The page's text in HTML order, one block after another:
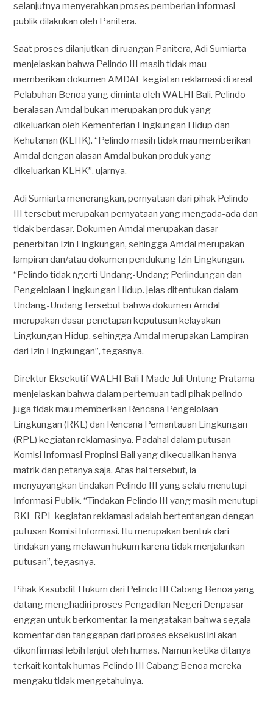
selanjutnya menyerahkan proses pemberian informasi
publik dilakukan oleh Panitera.
Saat proses dilanjutkan di ruangan Panitera, Adi Sumiarta
menjelaskan bahwa Pelindo III masih tidak mau
memberikan dokumen AMDAL kegiatan reklamasi di areal
Pelabuhan Benoa yang diminta oleh WALHI Bali. Pelindo
beralasan Amdal bukan merupakan produk yang
dikeluarkan oleh Kementerian Lingkungan Hidup dan
Kehutanan (KLHK). “Pelindo masih tidak mau memberikan
Amdal dengan alasan Amdal bukan produk yang
dikeluarkan KLHK”, ujarnya.
Adi Sumiarta menerangkan, pernyataan dari pihak Pelindo
III tersebut merupakan pernyataan yang mengada-ada dan
tidak berdasar. Dokumen Amdal merupakan dasar
penerbitan Izin Lingkungan, sehingga Amdal merupakan
lampiran dan/atau dokumen pendukung Izin Lingkungan.
“Pelindo tidak ngerti Undang-Undang Perlindungan dan
Pengelolaan Lingkungan Hidup. jelas ditentukan dalam
Undang-Undang tersebut bahwa dokumen Amdal
merupakan dasar penetapan keputusan kelayakan
Lingkungan Hidup, sehingga Amdal merupakan Lampiran
dari Izin Lingkungan”, tegasnya.
Direktur Eksekutif WALHI Bali I Made Juli Untung Pratama
menjelaskan bahwa dalam pertemuan tadi pihak pelindo
juga tidak mau memberikan Rencana Pengelolaan
Lingkungan (RKL) dan Rencana Pemantauan Lingkungan
(RPL) kegiatan reklamasinya. Padahal dalam putusan
Komisi Informasi Propinsi Bali yang dikecualikan hanya
matrik dan petanya saja. Atas hal tersebut, ia
menyayangkan tindakan Pelindo III yang selalu menutupi
Informasi Publik. “Tindakan Pelindo III yang masih menutupi
RKL RPL kegiatan reklamasi adalah bertentangan dengan
putusan Komisi Informasi. Itu merupakan bentuk dari
tindakan yang melawan hukum karena tidak menjalankan
putusan”, tegasnya.
Pihak Kasubdit Hukum dari Pelindo III Cabang Benoa yang
datang menghadiri proses Pengadilan Negeri Denpasar
enggan untuk berkomentar. Ia mengatakan bahwa segala
komentar dan tanggapan dari proses eksekusi ini akan
dikonfirmasi lebih lanjut oleh humas. Namun ketika ditanya
terkait kontak humas Pelindo III Cabang Benoa mereka
mengaku tidak mengetahuinya.